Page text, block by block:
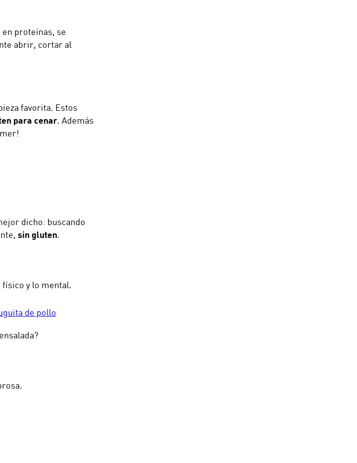
en proteínas, se
abrir, cortar al
favorita. Estos
para cenar. Además
dicho: buscando
sin gluten.
físico y lo mental.
de pollo